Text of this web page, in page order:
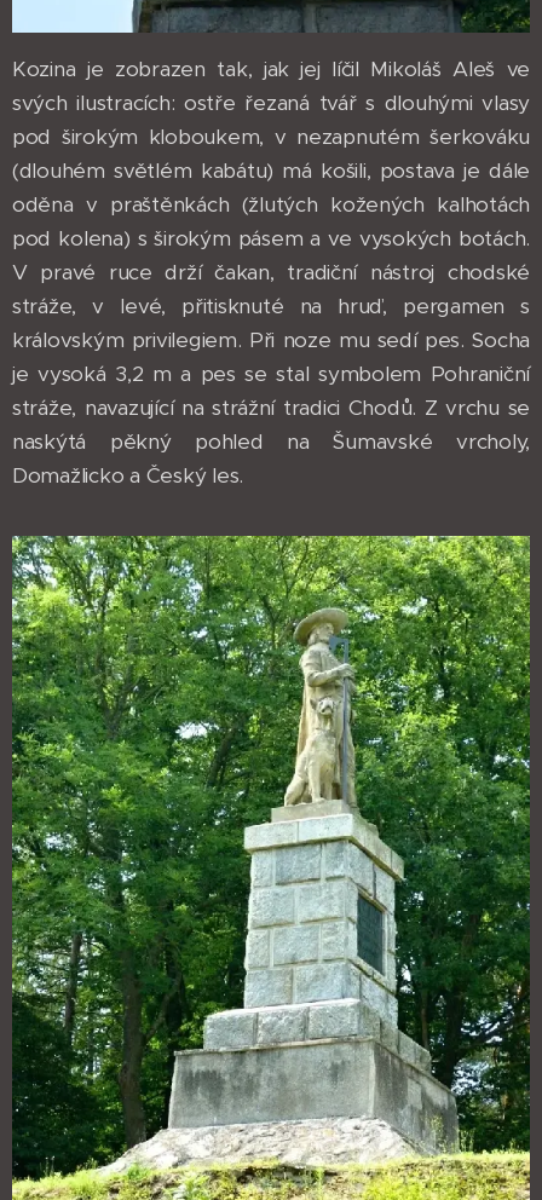
Kozina je zobrazen tak, jak jej líčil Mikoláš Aleš ve
svých ilustracích: ostře řezaná tvář s dlouhými vlasy
pod širokým kloboukem, v nezapnutém šerkováku
(dlouhém světlém kabátu) má košili, postava je dále
oděna v praštěnkách (žlutých kožených kalhotách
pod kolena) s širokým pásem a ve vysokých botách.
V pravé ruce drží čakan, tradiční nástroj chodské
stráže, v levé, přitisknuté na hruď, pergamen s
královským privilegiem. Při noze mu sedí pes. Socha
je vysoká 3,2 m a pes se stal symbolem Pohraniční
stráže, navazující na strážní tradici Chodů. Z vrchu se
naskýtá pěkný pohled na Šumavské vrcholy,
Domažlicko a Český les.